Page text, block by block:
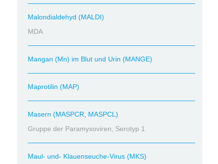
Malondialdehyd (MALDI)
MDA
Mangan (Mn) im Blut und Urin (MANGE)
Maprotilin (MAP)
Masern (MASPCR, MASPCL)
Gruppe der Paramyxoviren, Serotyp 1
Maul- und- Klauenseuche-Virus (MKS)